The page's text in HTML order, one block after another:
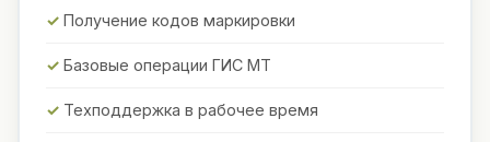
Получение кодов маркировки
Базовые операции ГИС МТ
Техподдержка в рабочее время